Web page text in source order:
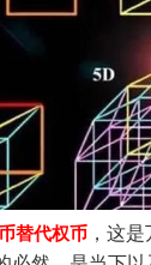
替代权币 ，这